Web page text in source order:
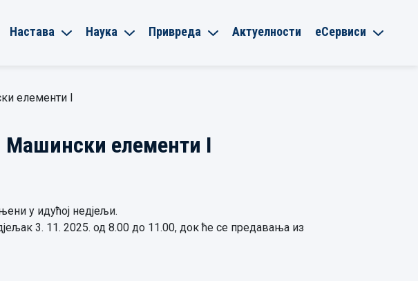
Настава Наука Привреда Актуелности еСервиси
елементи I
Машински елементи I
у идућој недјељи.
3. 11. 2025. од 8.00 до 11.00, док ће се предавања из